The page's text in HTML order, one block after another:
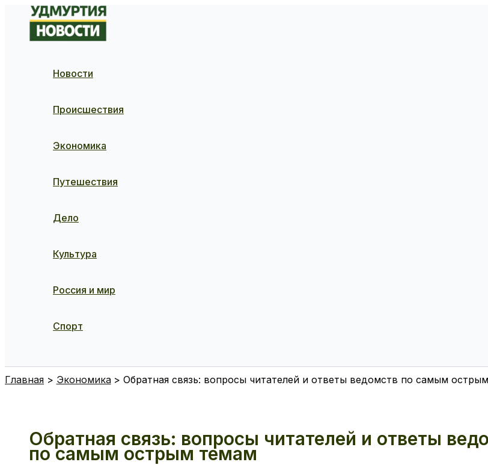
Перейти
содержимому
Новости
Происшествия
Экономика
Путешествия
Дело
Культура
Россия и мир
Спорт
Главная Экономика Обратная связь: вопросы читателей и ответы ведомств по самым
Обратная связь: вопросы читателей и ответы
по самым острым темам